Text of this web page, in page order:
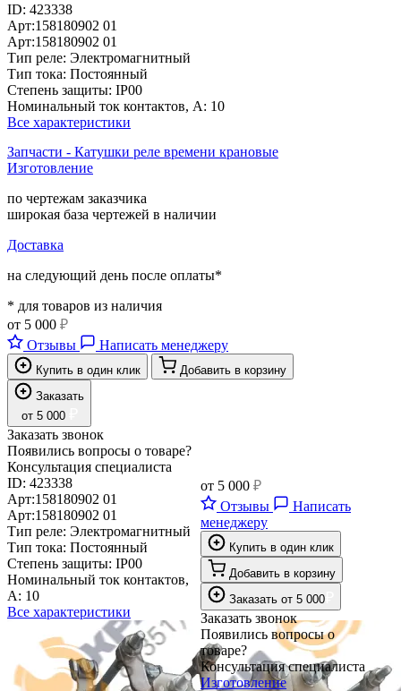
ID: 423338
Арт:158180902 01
Арт:158180902 01
Тип реле: Электромагнитный
Тип тока: Постоянный
Степень защиты: IP00
Номинальный ток контактов, А: 10
Все характеристики
Запчасти - Катушки реле времени крановые
Изготовление
по чертежам заказчика
широкая база чертежей в наличии
Доставка
на следующий день после оплаты*
* для товаров из наличия
от 5 000 ₽
Отзывы
Написать менеджеру
Купить в один клик
Добавить в корзину
Заказать
от 5 000
Заказать звонок
Появились вопросы о товаре?
Консультация специалиста
ID: 423338
Арт:158180902 01
Арт:158180902 01
Тип реле: Электромагнитный
Тип тока: Постоянный
Степень защиты: IP00
Номинальный ток контактов,
А: 10
Все характеристики
от 5 000 ₽
Отзывы
Написать
менеджеру
Купить в один клик
Добавить в корзину
Заказать от 5 000
Заказать звонок
Появились вопросы о
товаре?
Консультация специалиста
Изготовление